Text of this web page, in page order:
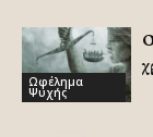
Ωφέλημα
Ψυχής